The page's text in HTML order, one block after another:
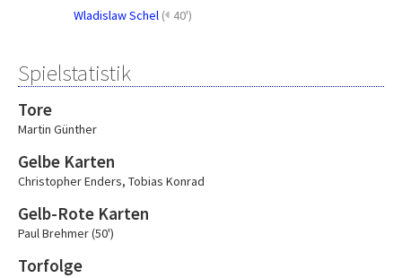
Wladislaw Schel ( 40')
Spielstatistik
Tore
Martin Günther
Gelbe Karten
Christopher Enders, Tobias Konrad
Gelb-Rote Karten
Paul Brehmer (50')
Torfolge